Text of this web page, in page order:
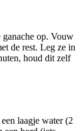
op. Vouw
de rest. Leg ze in
houd dit zelf
laagje water (2